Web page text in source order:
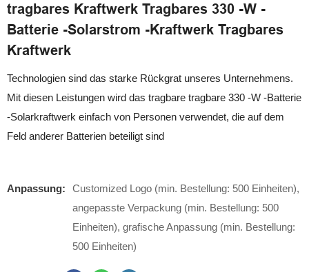
tragbares Kraftwerk Tragbares 330 -W -
Batterie -Solarstrom -Kraftwerk Tragbares
Kraftwerk
Technologien sind das starke Rückgrat unseres Unternehmens.
Mit diesen Leistungen wird das tragbare tragbare 330 -W -Batterie
-Solarkraftwerk einfach von Personen verwendet, die auf dem
Feld anderer Batterien beteiligt sind
Anpassung:
Customized Logo (min. Bestellung: 500 Einheiten),
angepasste Verpackung (min. Bestellung: 500
Einheiten), grafische Anpassung (min. Bestellung:
500 Einheiten)